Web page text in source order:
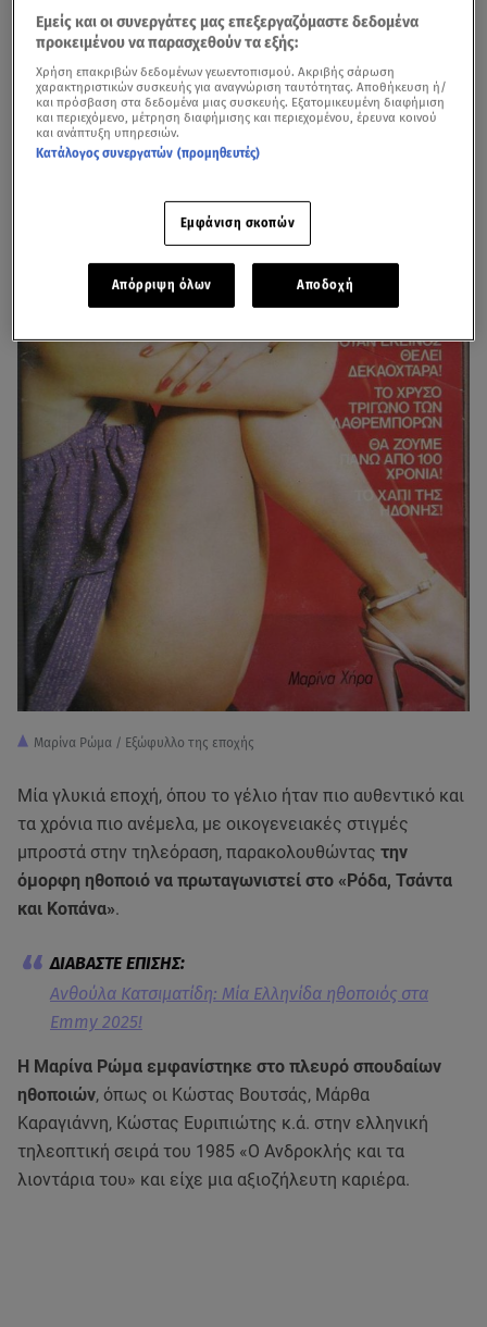
να συγκινήσει κάθε άνδρα,ενώ το πραγματικό της όνομα
ήταν Μαρίνα Χήρα.
Μαρίνα Ρώμα / Εξώφυλλο της εποχής
Μία γλυκιά εποχή, όπου το γέλιο ήταν πιο αυθεντικό και
τα χρόνια πιο ανέμελα, με οικογενειακές στιγμές
μπροστά στην τηλεόραση, παρακολουθώντας την
όμορφη ηθοποιό να πρωταγωνιστεί στο «Ρόδα, Τσάντα
και Κοπάνα».
Ανθούλα Κατσιματίδη: Μία Ελληνίδα ηθοποιός στα
Emmy 2025!
Η Μαρίνα Ρώμα εμφανίστηκε στο πλευρό σπουδαίων
ηθοποιών, όπως οι Κώστας Βουτσάς, Μάρθα
Καραγιάννη, Κώστας Ευριπιώτης κ.ά. στην ελληνική
τηλεοπτική σειρά του 1985 «Ο Ανδροκλής και τα
λιοντάρια του» και είχε μια αξιοζήλευτη καριέρα.
Εμείς και οι συνεργάτες μας επεξεργαζόμαστε δεδομένα
προκειμένου να παρασχεθούν τα εξής:
Χρήση επακριβών δεδομένων γεωεντοπισμού. Ακριβής σάρωση
χαρακτηριστικών συσκευής για αναγνώριση ταυτότητας. Αποθήκευση ή/
και πρόσβαση στα δεδομένα μιας συσκευής. Εξατομικευμένη διαφήμιση
και περιεχόμενο, μέτρηση διαφήμισης και περιεχομένου, έρευνα κοινού
και ανάπτυξη υπηρεσιών.
Κατάλογος συνεργατών (προμηθευτές)
Εμφάνιση σκοπών
Απόρριψη όλων Αποδοχή